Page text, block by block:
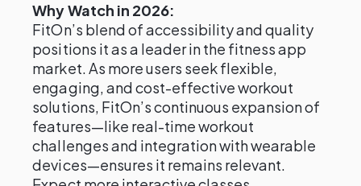
Why Watch in 2026:
FitOn’s blend of accessibility and quality
positions it as a leader in the fitness app
market. As more users seek flexible,
engaging, and cost-effective workout
solutions, FitOn’s continuous expansion of
features—like real-time workout
challenges and integration with wearable
devices—ensures it remains relevant.